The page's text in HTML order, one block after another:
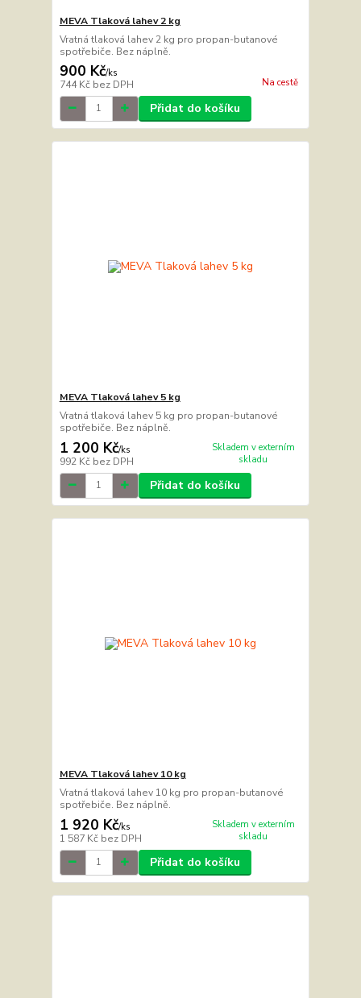
MEVA Tlaková lahev 2 kg
Vratná tlaková lahev 2 kg pro propan-butanové
spotřebiče. Bez náplně.
900 Kč/ks
744 Kč bez DPH Na cestě
Přidat do košíku
MEVA Tlaková lahev 5 kg
Vratná tlaková lahev 5 kg pro propan-butanové
spotřebiče. Bez náplně.
1 200 Kč/ks
992 Kč bez DPH
Skladem v externím
skladu
Přidat do košíku
MEVA Tlaková lahev 10 kg
Vratná tlaková lahev 10 kg pro propan-butanové
spotřebiče. Bez náplně.
1 920 Kč/ks
1 587 Kč bez DPH
Skladem v externím
skladu
Přidat do košíku